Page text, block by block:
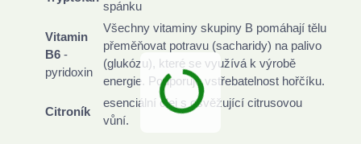
spánku
Vitamin
B6 -
pyridoxin
Všechny vitaminy skupiny B pomáhají tělu
přeměňovat potravu (sacharidy) na palivo
(glukózu), které se využívá k výrobě
energie. Podporuje vstřebatelnost hořčíku.
Citroník
esenciální olej s osvěžující citrusovou
vůní.